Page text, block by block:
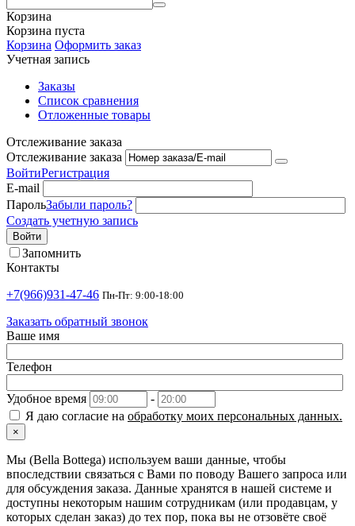
Корзина
Корзина пуста
Корзина Оформить заказ
Учетная запись
Заказы
Список сравнения
Отложенные товары
Отслеживание заказа
Отслеживание заказа
ВойтиРегистрация
E-mail
ПарольЗабыли пароль?
Создать учетную запись
Войти
Запомнить
Контакты
+7(966)931-47-46 Пн-Пт: 9:00-18:00
Заказать обратный звонок
Ваше имя
Телефон
Удобное время
-
Я даю согласие на обработку моих персональных данных.
×
Мы (Bella Bottega) используем ваши данные, чтобы
впоследствии связаться с Вами по поводу Вашего запроса или
для обсуждения заказа. Данные хранятся в нашей системе и
доступны некоторым нашим сотрудникам (или продавцам, у
которых сделан заказ) до тех пор, пока вы не отзовёте своё